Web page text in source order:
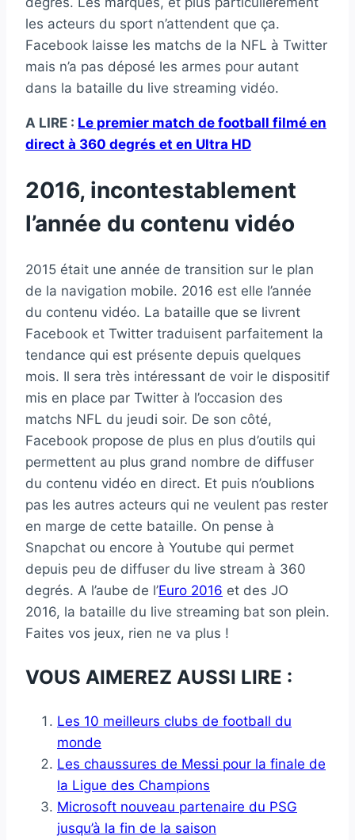
les acteurs du sport n’attendent que ça.
Facebook laisse les matchs de la NFL à Twitter
mais n’a pas déposé les armes pour autant
dans la bataille du live streaming vidéo.
A LIRE : Le premier match de football filmé en
direct à 360 degrés et en Ultra HD
2016, incontestablement
l’année du contenu vidéo
2015 était une année de transition sur le plan
de la navigation mobile. 2016 est elle l’année
du contenu vidéo. La bataille que se livrent
Facebook et Twitter traduisent parfaitement la
tendance qui est présente depuis quelques
mois. Il sera très intéressant de voir le dispositif
mis en place par Twitter à l’occasion des
matchs NFL du jeudi soir. De son côté,
Facebook propose de plus en plus d’outils qui
permettent au plus grand nombre de diffuser
du contenu vidéo en direct. Et puis n’oublions
pas les autres acteurs qui ne veulent pas rester
en marge de cette bataille. On pense à
Snapchat ou encore à Youtube qui permet
depuis peu de diffuser du live stream à 360
degrés. A l’aube de l’Euro 2016 et des JO
2016, la bataille du live streaming bat son plein.
Faites vos jeux, rien ne va plus !
VOUS AIMEREZ AUSSI LIRE :
Les 10 meilleurs clubs de football du
monde
Les chaussures de Messi pour la finale de
la Ligue des Champions
Microsoft nouveau partenaire du PSG
jusqu’à la fin de la saison